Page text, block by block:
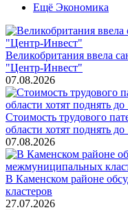
Ещё Экономика
Великобритания ввела
"Центр-Инвест"
07.08.2026
Стоимость трудового
области хотят поднять
07.08.2026
В Каменском районе
кластеров
27.07.2026